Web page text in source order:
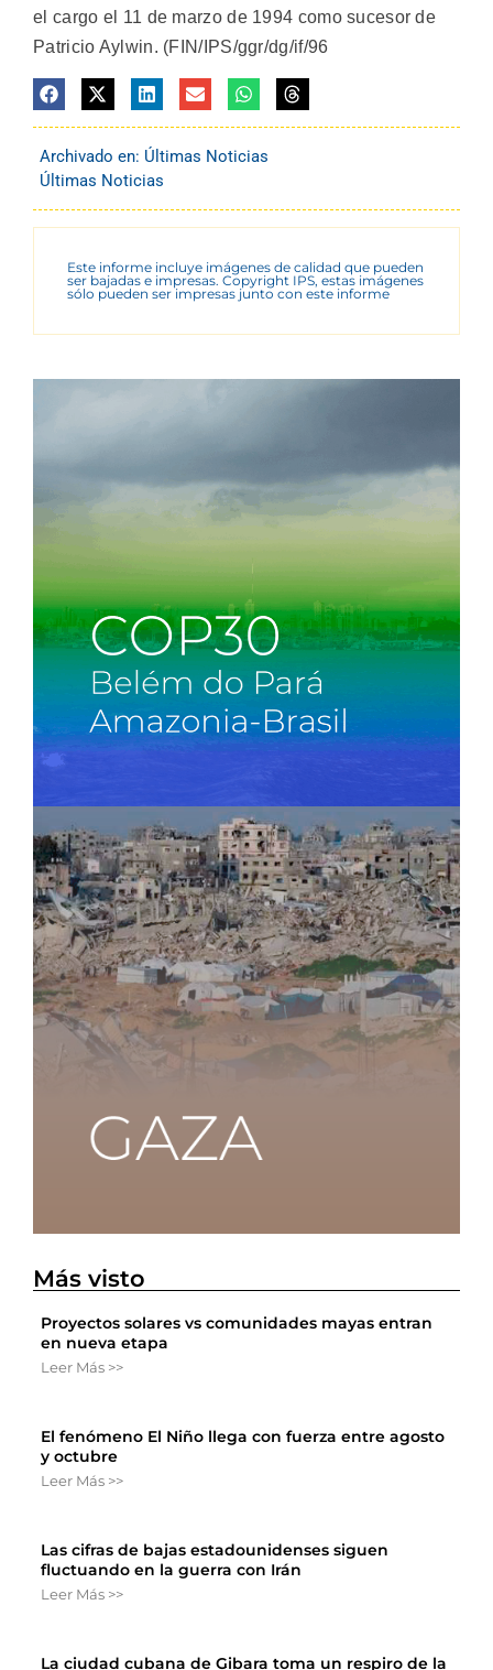
el cargo el 11 de marzo de 1994 como sucesor de
Patricio Aylwin. (FIN/IPS/ggr/dg/if/96
Archivado en: Últimas Noticias
Últimas Noticias
Este informe incluye imágenes de calidad que pueden
ser bajadas e impresas. Copyright IPS, estas imágenes
sólo pueden ser impresas junto con este informe
Más visto
Proyectos solares vs comunidades mayas entran
en nueva etapa
Leer Más >>
El fenómeno El Niño llega con fuerza entre agosto
y octubre
Leer Más >>
Las cifras de bajas estadounidenses siguen
fluctuando en la guerra con Irán
Leer Más >>
La ciudad cubana de Gibara toma un respiro de la